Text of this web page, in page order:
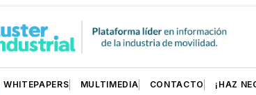
WHITEPAPERS MULTIMEDIA CONTACTO ¡HAZ